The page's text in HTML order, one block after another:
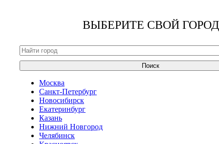
ВЫБЕРИТЕ СВОЙ ГОРОД
Поиск
Москва
Санкт-Петербург
Новосибирск
Екатеринбург
Казань
Нижний Новгород
Челябинск